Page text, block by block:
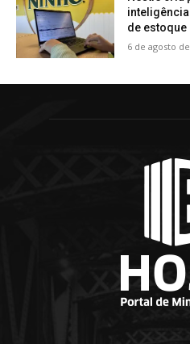
de
6 de agosto